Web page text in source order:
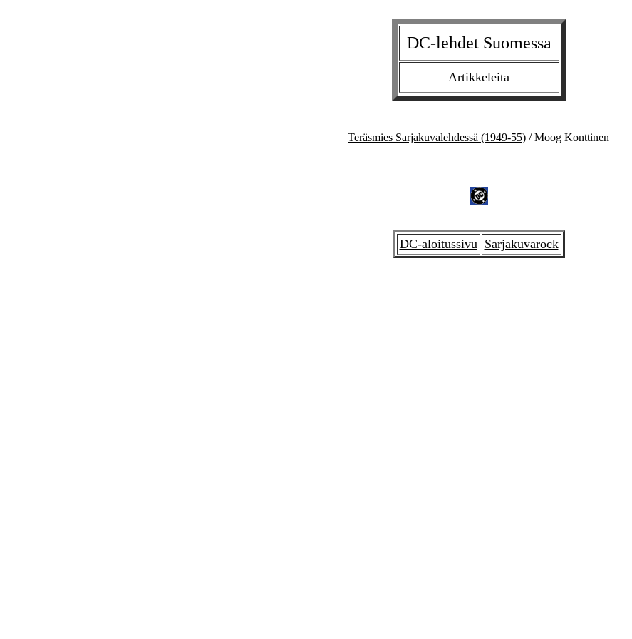
DC-lehdet Suomessa
Artikkeleita
Teräsmies Sarjakuvalehdessä (1949-55) / Moog Konttinen
DC-aloitussivu Sarjakuvarock